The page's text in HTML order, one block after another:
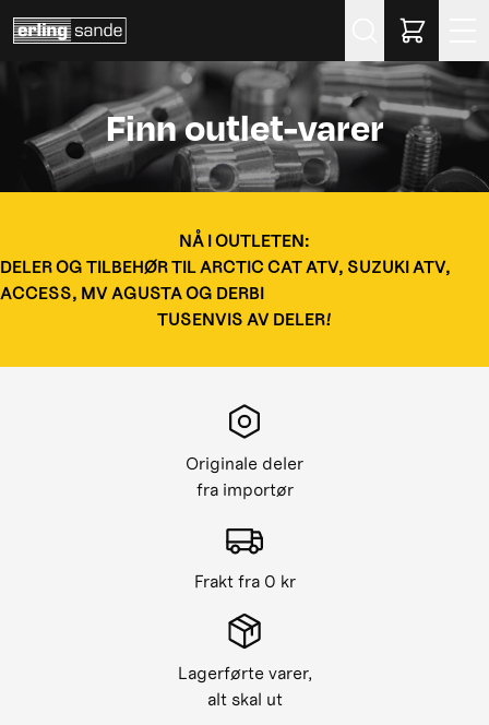
Finn outlet-varer
NÅ I OUTLETEN:
DELER OG TILBEHØR TIL ARCTIC CAT ATV, SUZUKI ATV,
ACCESS, MV AGUSTA OG DERBI
TUSENVIS AV DELER!
Originale deler
fra importør
Frakt fra 0 kr
Lagerførte varer,
alt skal ut